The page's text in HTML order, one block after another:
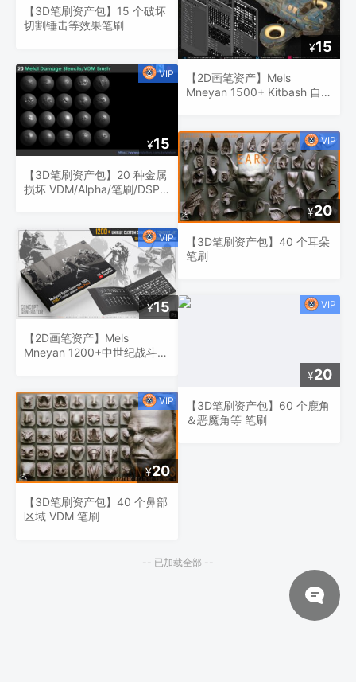
【3D笔刷资产包】15 个破坏
切割锤击等效果笔刷
¥15
【3D笔刷资产包】20 种金属
损坏 VDM/Alpha/笔刷/DSP
¥15
【2D画笔资产】Mels
Mneyan 1200+中世纪战斗独
¥20
【3D笔刷资产包】40 个鼻部
区域 VDM 笔刷
¥15
【2D画笔资产】Mels
Mneyan 1500+ Kitbash 自定
¥20
【3D笔刷资产包】40 个耳朵
笔刷
¥20
【3D笔刷资产包】60 个鹿角
＆恶魔角等 笔刷
-- 已加载全部 --